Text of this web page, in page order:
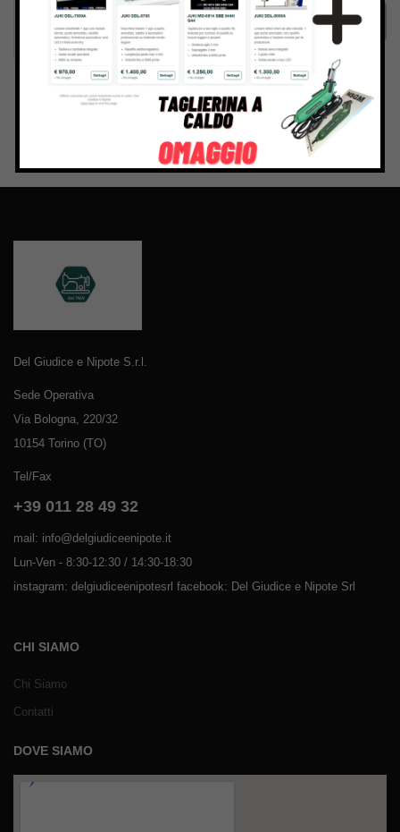
Invia
Del Giudice e Nipote S.r.l.
Sede Operativa
Via Bologna, 220/32
10154 Torino (TO)
Tel/Fax
+39 011 28 49 32
mail: info@delgiudiceenipote.it
Lun-Ven - 8:30-12:30 / 14:30-18:30
instagram: delgiudiceenipotesrl facebook: Del Giudice e Nipote Srl
CHI SIAMO
Chi Siamo
Contatti
DOVE SIAMO